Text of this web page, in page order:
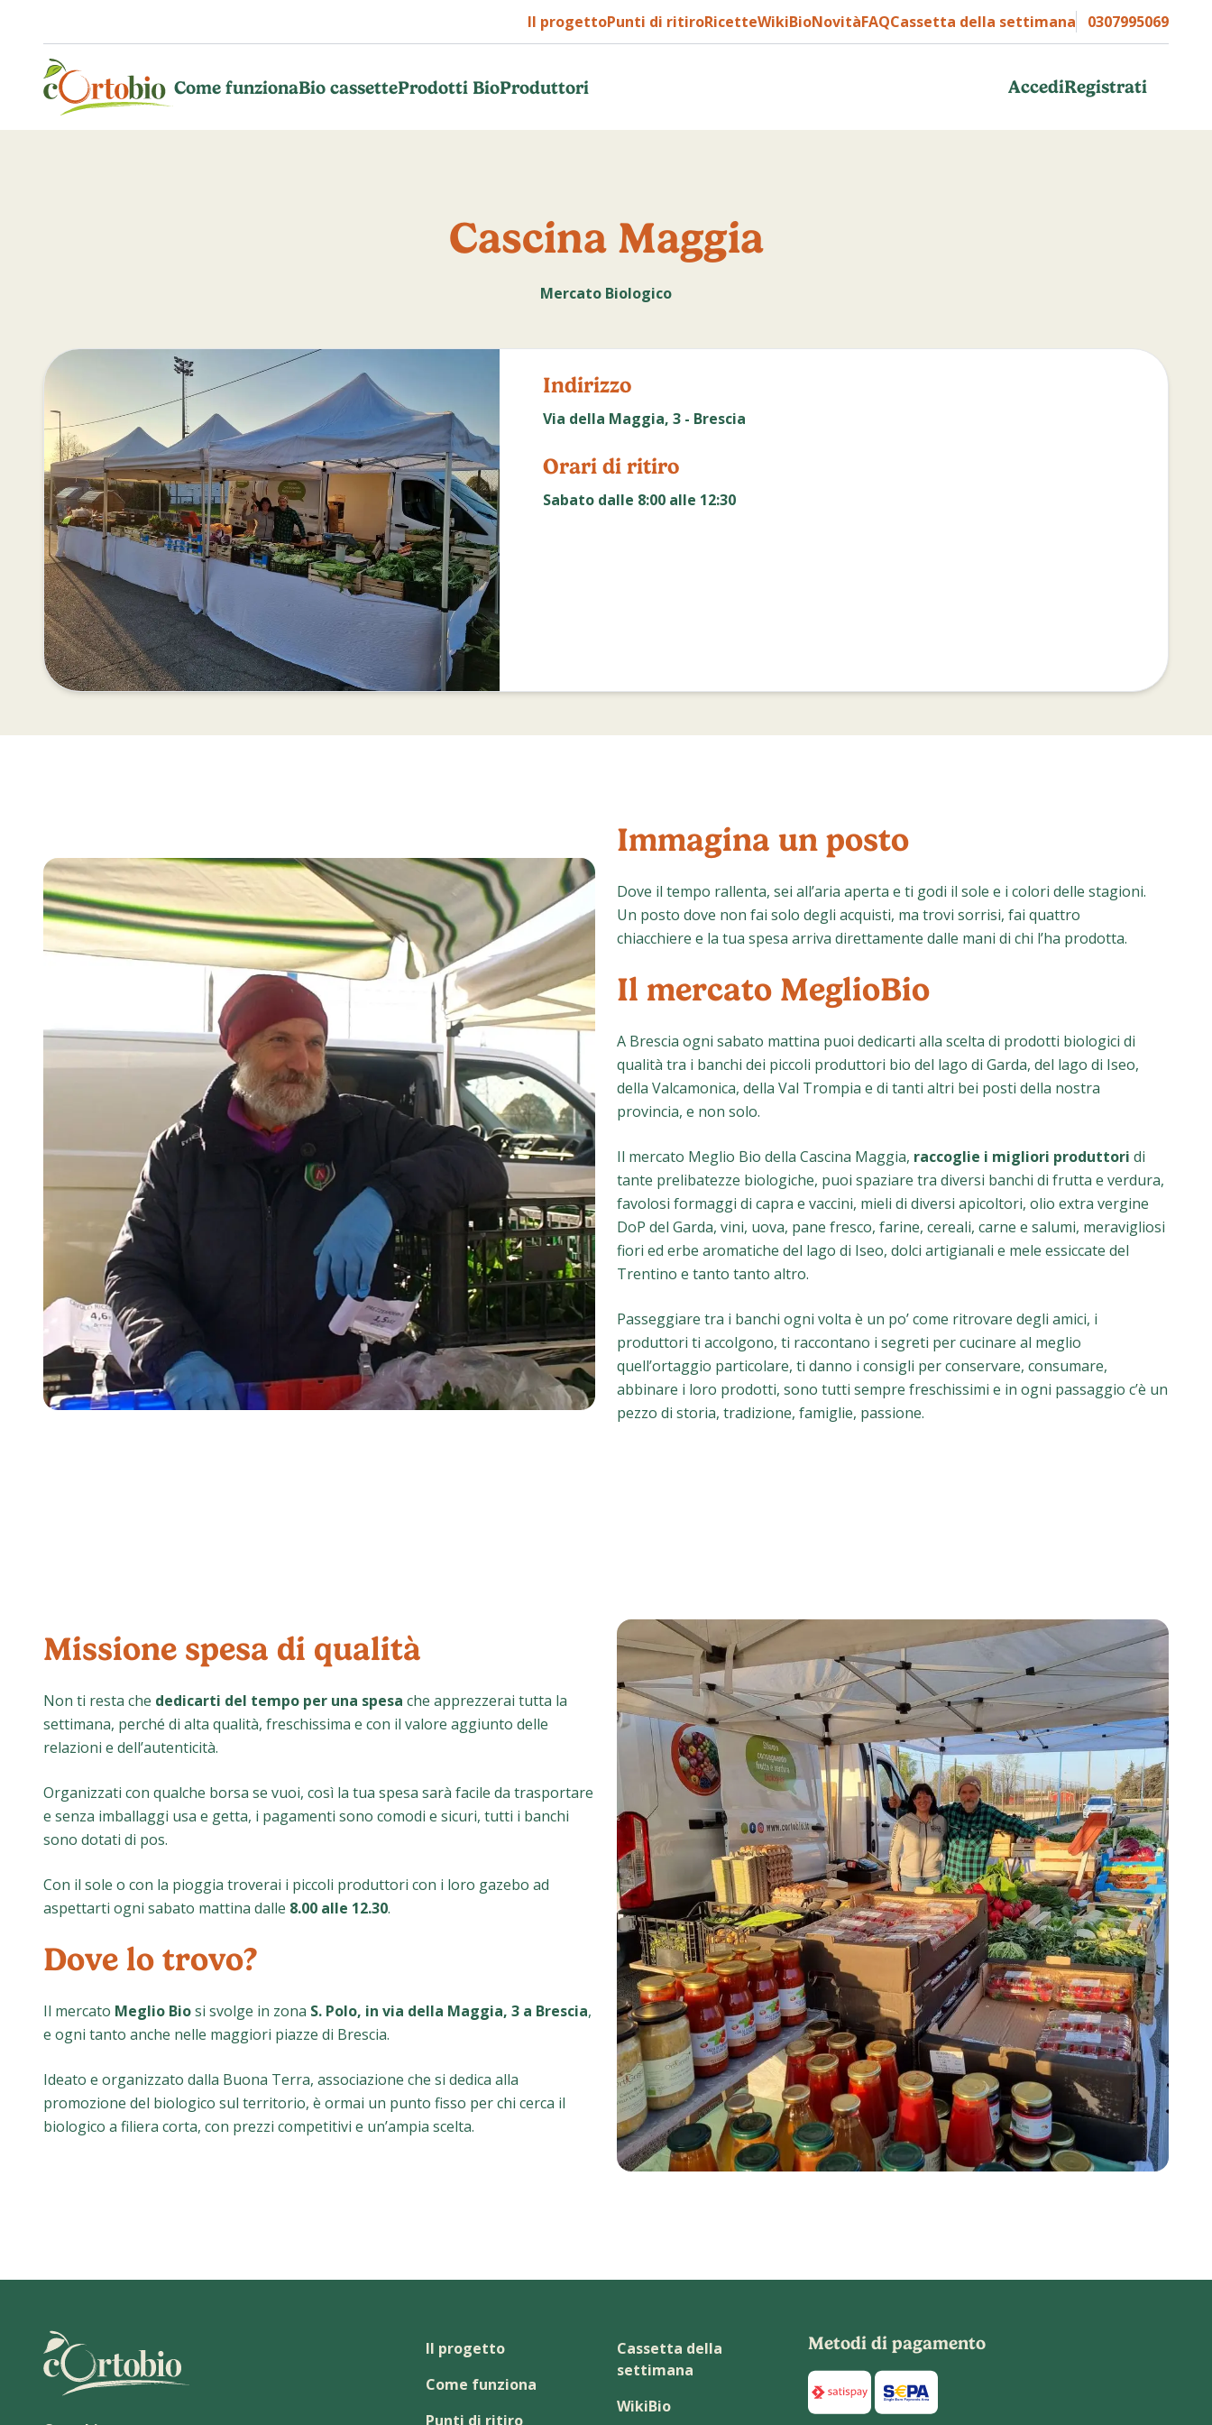
Come funzionaBio cassetteProdotti BioProduttori
Il progettoPunti di ritiroRicetteWikiBioNovitàFAQCassetta della settimana 0307995069
AccediRegistrati
Cascina Maggia
Mercato Biologico
Indirizzo
Via della Maggia, 3 - Brescia
Orari di ritiro
Sabato dalle 8:00 alle 12:30
Immagina un posto
Dove il tempo rallenta, sei all’aria aperta e ti godi il sole e i colori delle stagioni.
Un posto dove non fai solo degli acquisti, ma trovi sorrisi, fai quattro
chiacchiere e la tua spesa arriva direttamente dalle mani di chi l’ha prodotta.
Il mercato MeglioBio
A Brescia ogni sabato mattina puoi dedicarti alla scelta di prodotti biologici di
qualità tra i banchi dei piccoli produttori bio del lago di Garda, del lago di Iseo,
della Valcamonica, della Val Trompia e di tanti altri bei posti della nostra
provincia, e non solo.
Il mercato Meglio Bio della Cascina Maggia, raccoglie i migliori produttori di
tante prelibatezze biologiche, puoi spaziare tra diversi banchi di frutta e verdura,
favolosi formaggi di capra e vaccini, mieli di diversi apicoltori, olio extra vergine
DoP del Garda, vini, uova, pane fresco, farine, cereali, carne e salumi, meravigliosi
fiori ed erbe aromatiche del lago di Iseo, dolci artigianali e mele essiccate del
Trentino e tanto tanto altro.
Passeggiare tra i banchi ogni volta è un po’ come ritrovare degli amici, i
produttori ti accolgono, ti raccontano i segreti per cucinare al meglio
quell’ortaggio particolare, ti danno i consigli per conservare, consumare,
abbinare i loro prodotti, sono tutti sempre freschissimi e in ogni passaggio c’è un
pezzo di storia, tradizione, famiglie, passione.
Missione spesa di qualità
Non ti resta che dedicarti del tempo per una spesa che apprezzerai tutta la
settimana, perché di alta qualità, freschissima e con il valore aggiunto delle
relazioni e dell’autenticità.
Organizzati con qualche borsa se vuoi, così la tua spesa sarà facile da trasportare
e senza imballaggi usa e getta, i pagamenti sono comodi e sicuri, tutti i banchi
sono dotati di pos.
Con il sole o con la pioggia troverai i piccoli produttori con i loro gazebo ad
aspettarti ogni sabato mattina dalle 8.00 alle 12.30.
Dove lo trovo?
Il mercato Meglio Biosi svolge in zona S. Polo, in via della Maggia, 3 a Brescia,
e ogni tanto anche nelle maggiori piazze di Brescia.
Ideato e organizzato dalla Buona Terra, associazione che si dedica alla
promozione del biologico sul territorio, è ormai un punto fisso per chi cerca il
biologico a filiera corta, con prezzi competitivi e un’ampia scelta.
Il progetto
Come funziona
Punti di ritiro
Cassetta della
settimana
WikiBio
Metodi di pagamento
Di seguito sono elencati i metodi di pagamento disponibili